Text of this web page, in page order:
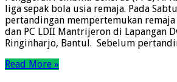
liga sepak bola usia remaja. Pada
pertandingan mempertemukan remaja
dan PC LDII Mantrijeron di Lapangan
Ringinharjo, Bantul. Sebelum
Read More »